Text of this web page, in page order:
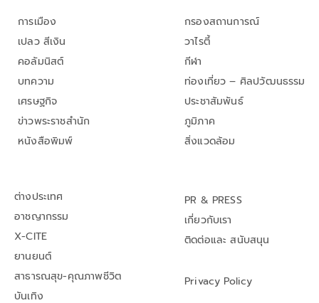
การเมือง
เปลว สีเงิน
คอลัมนิสต์
บทความ
เศรษฐกิจ
ข่าวพระราชสำนัก
หนังสือพิมพ์
กรองสถานการณ์
วาไรตี้
กีฬา
ท่องเที่ยว – ศิลปวัฒนธรรม
ประชาสัมพันธ์
ภูมิภาค
สิ่งแวดล้อม
ต่างประเทศ
อาชญากรรม
X-CITE
ยานยนต์
สาธารณสุข-คุณภาพชีวิต
บันเทิง
PR & PRESS
เกี่ยวกับเรา
ติดต่อและ สนับสนุน
Privacy Policy